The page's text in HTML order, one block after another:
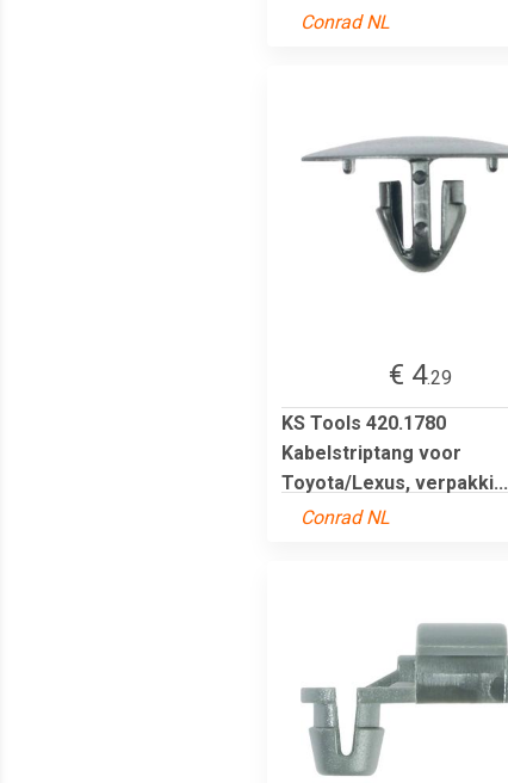
Conrad NL
€ 4.29
KS Tools 420.1780
Kabelstriptang voor
Toyota/Lexus, verpakki...
Conrad NL